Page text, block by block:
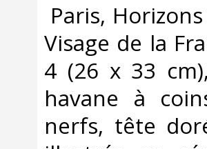
Paris,
Visage de la
4 (26 x 33
havane à
nerfs, tête